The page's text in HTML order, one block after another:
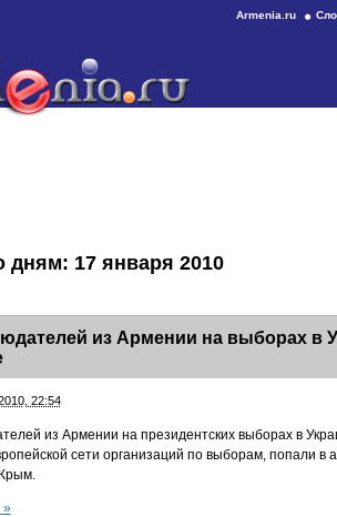
Armenia.ru
дням: 17 января 2010
из Армении на выборах в
22:54
из Армении на президентских выборах в
сети организаций по выборам, попали в
»